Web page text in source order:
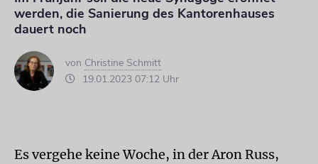
werden, die Sanierung des Kantorenhauses
dauert noch
von Christine Schmitt
19.01.2023 07:12 Uhr
Es vergehe keine Woche, in der Aron Russ,